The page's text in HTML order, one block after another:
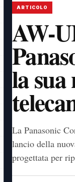
ARTICOLO
AW-
la sua
La Panasonic
lancio della
progettata per